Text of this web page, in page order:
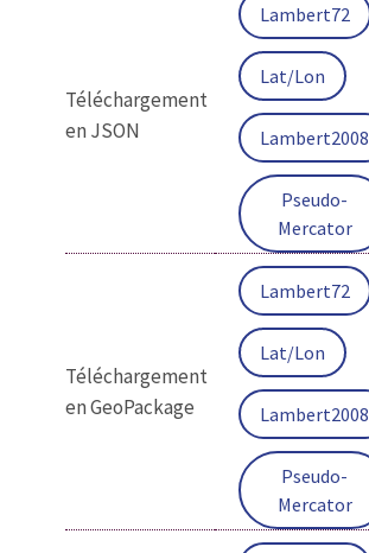
Téléchargement
en JSON
Lambert72
Lat/Lon
Lambert2008
Pseudo-
Mercator
Téléchargement
en GeoPackage
Lambert72
Lat/Lon
Lambert2008
Pseudo-
Mercator